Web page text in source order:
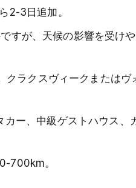
2-3日追加。
すが、天候の影響を受け
ラクスヴィークまたはヴ
ー、中級ゲストハウス、
700km。